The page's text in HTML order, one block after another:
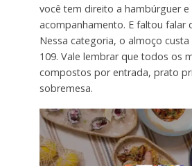
você tem direito a hambúrguer e
acompanhamento. E faltou falar
Nessa categoria, o almoço custa
109. Vale lembrar que todos os
compostos por entrada, prato
sobremesa.